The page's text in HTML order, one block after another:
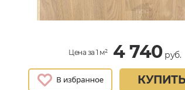
Цена за 1 м² 4 740руб.
КУПИТЬ